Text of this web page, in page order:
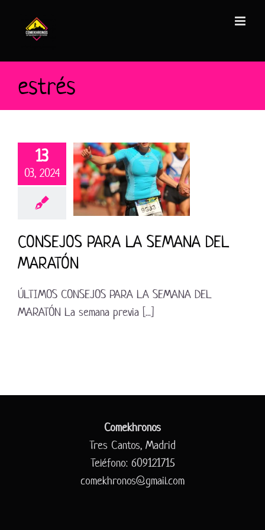
contenido
estrés
13
03, 2024
CONSEJOS PARA LA SEMANA DEL
MARATÓN
ÚLTIMOS CONSEJOS PARA LA SEMANA DEL
MARATÓN La semana previa [...]
Comekhronos
Tres Cantos, Madrid
Teléfono: 609121715
comekhronos@gmail.com